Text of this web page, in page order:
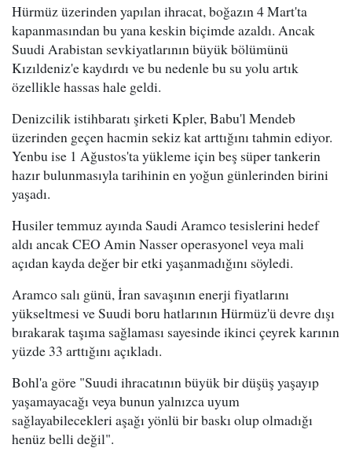
Hürmüz üzerinden yapılan ihracat, boğazın 4 Mart'ta
kapanmasından bu yana keskin biçimde azaldı. Ancak
Suudi Arabistan sevkiyatlarının büyük bölümünü
Kızıldeniz'e kaydırdı ve bu nedenle bu su yolu artık
özellikle hassas hale geldi.
Denizcilik istihbaratı şirketi Kpler, Babu'l Mendeb
üzerinden geçen hacmin sekiz kat arttığını tahmin ediyor.
Yenbu ise 1 Ağustos'ta yükleme için beş süper tankerin
hazır bulunmasıyla tarihinin en yoğun günlerinden birini
yaşadı.
Husiler temmuz ayında Saudi Aramco tesislerini hedef
aldı ancak CEO Amin Nasser operasyonel veya mali
açıdan kayda değer bir etki yaşanmadığını söyledi.
Aramco salı günü, İran savaşının enerji fiyatlarını
yükseltmesi ve Suudi boru hatlarının Hürmüz'ü devre dışı
bırakarak taşıma sağlaması sayesinde ikinci çeyrek karının
yüzde 33 arttığını açıkladı.
Bohl'a göre "Suudi ihracatının büyük bir düşüş yaşayıp
yaşamayacağı veya bunun yalnızca uyum
sağlayabilecekleri aşağı yönlü bir baskı olup olmadığı
henüz belli değil".